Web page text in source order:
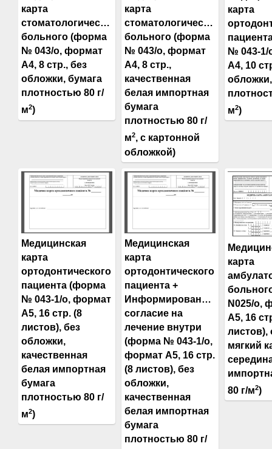
карта
стоматологического
больного (форма
№ 043/о, формат
А4, 8 стр., без
обложки, бумага
плотностью 80 г/
м2)
карта
стоматологического
больного (форма
№ 043/о, формат
А4, 8 стр.,
качественная
белая импортная
бумага
плотностью 80 г/
м2, с картонной
обложкой)
карта
№ 043-1/
А4, 10
м2)
Медицинская
карта
ортодонтического
пациента (форма
№ 043-1/о, формат
А5, 16 стр. (8
листов), без
обложки,
качественная
белая импортная
бумага
плотностью 80 г/
м2)
Медицинская
карта
ортодонтического
пациента +
Информированное
согласие на
лечение внутри
(форма № 043-1/о,
формат А5, 16 стр.
(8 листов), без
обложки,
качественная
белая импортная
бумага
плотностью 80 г/
карта
N025/о,
А5, 16
листов),
мягкий
80 г/м2)